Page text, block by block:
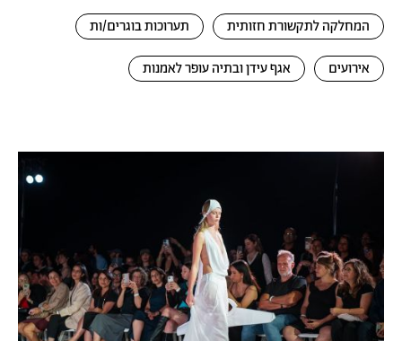
המחלקה לתקשורת חזותית תערוכות בוגרים/ות
אירועים אגף עידן ובתיה עופר לאמנות